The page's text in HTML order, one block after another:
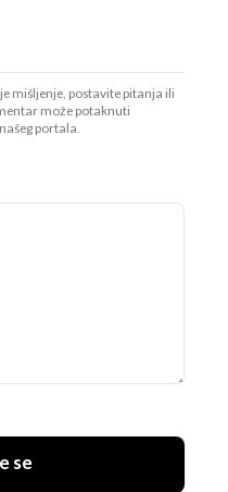
mišljenje, postavite pitanja ili
može potaknuti
portala.
se